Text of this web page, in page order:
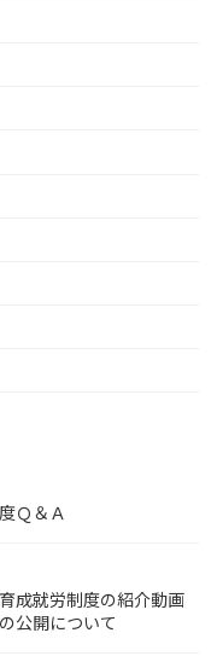
Ｑ＆Ａ
成就労制度の紹介動画
公開について